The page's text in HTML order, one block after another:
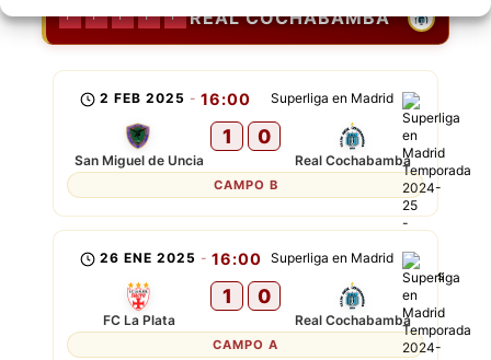
REAL COCHABAMBA
P P P P P
Superliga en Madrid
2 FEB 2025 - 16:00
San Miguel de Uncia
1 0
Real Cochabamba
CAMPO B
Superliga en Madrid
26 ENE 2025 - 16:00
FC La Plata
1 0
Real Cochabamba
CAMPO A